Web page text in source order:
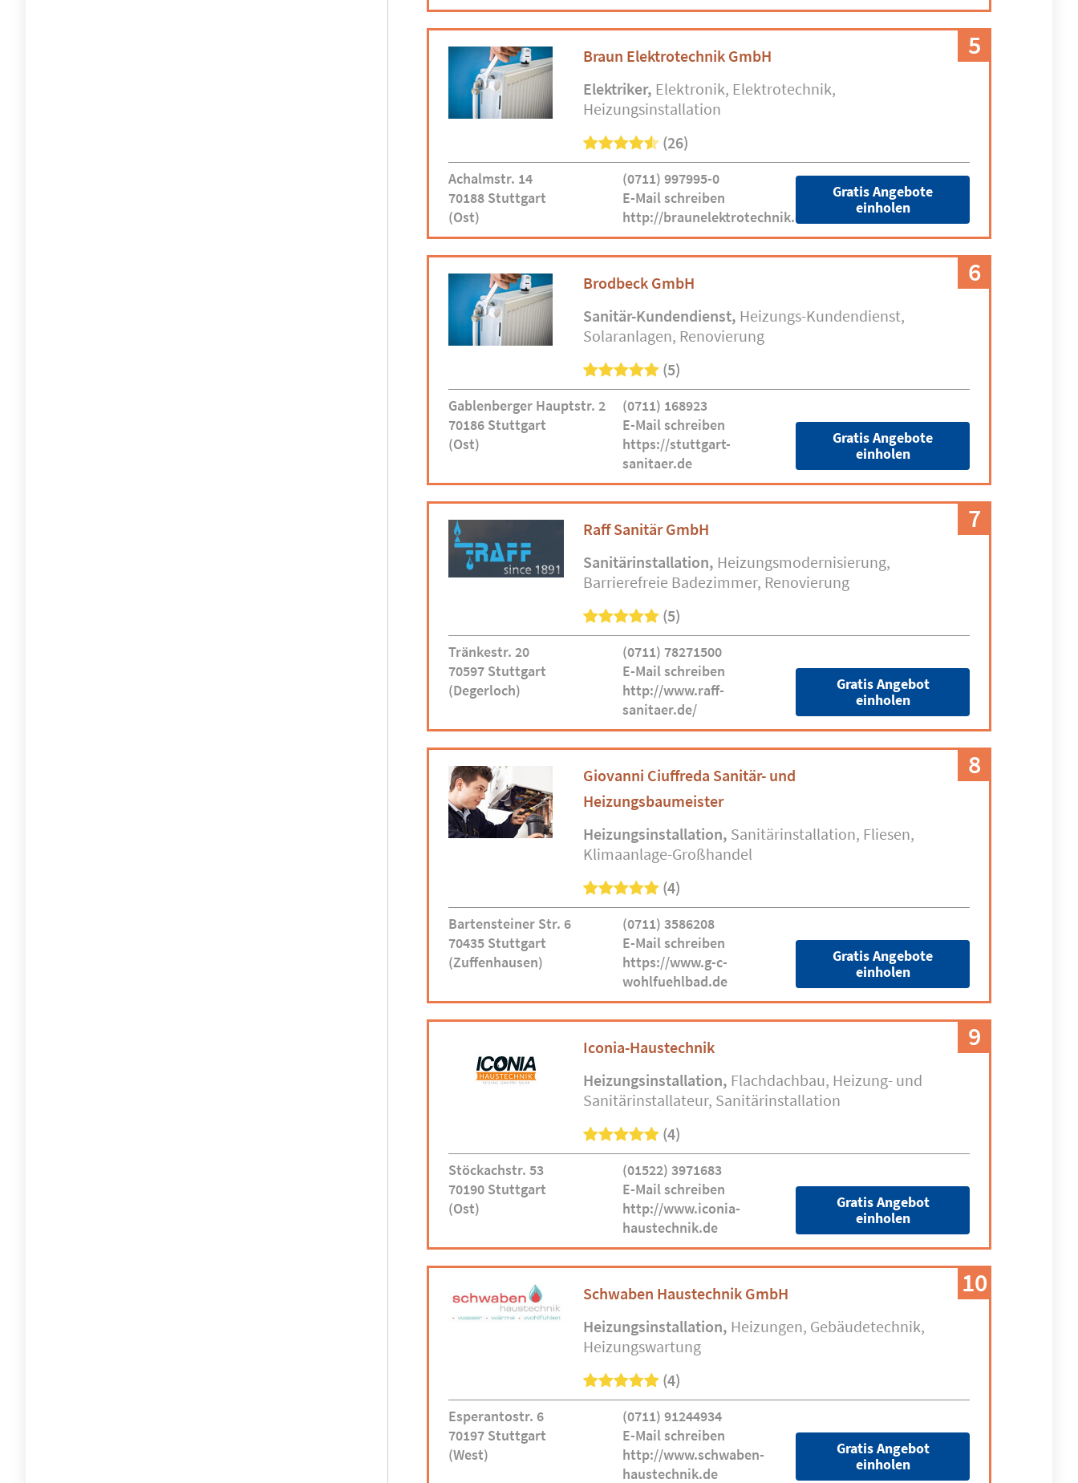
5
Braun Elektrotechnik GmbH
Elektriker Elektronik Elektrotechnik
Heizungsinstallation
(26)
Achalmstr. 14
70188 Stuttgart
(Ost)
(0711) 997995-0
E-Mail schreiben
http://braunelektrotechnik.com
Gratis Angebote
einholen
6
Brodbeck GmbH
Sanitär-Kundendienst Heizungs-Kundendienst
Solaranlagen Renovierung
(5)
Gablenberger Hauptstr. 2
70186 Stuttgart
(Ost)
(0711) 168923
E-Mail schreiben
https://stuttgart-
sanitaer.de
Gratis Angebote
einholen
7
Raff Sanitär GmbH
Sanitärinstallation Heizungsmodernisierung
Barrierefreie Badezimmer Renovierung
(5)
Tränkestr. 20
70597 Stuttgart
(Degerloch)
(0711) 78271500
E-Mail schreiben
http://www.raff-
sanitaer.de/
Gratis Angebot
einholen
8
Giovanni Ciuffreda Sanitär- und
Heizungsbaumeister
Heizungsinstallation Sanitärinstallation Fliesen
Klimaanlage-Großhandel
(4)
Bartensteiner Str. 6
70435 Stuttgart
(Zuffenhausen)
(0711) 3586208
E-Mail schreiben
https://www.g-c-
wohlfuehlbad.de
Gratis Angebote
einholen
9
Iconia-Haustechnik
Heizungsinstallation Flachdachbau Heizung- und
Sanitärinstallateur Sanitärinstallation
(4)
Stöckachstr. 53
70190 Stuttgart
(Ost)
(01522) 3971683
E-Mail schreiben
http://www.iconia-
haustechnik.de
Gratis Angebot
einholen
10
Schwaben Haustechnik GmbH
Heizungsinstallation Heizungen Gebäudetechnik
Heizungswartung
(4)
Esperantostr. 6
70197 Stuttgart
(West)
(0711) 91244934
E-Mail schreiben
http://www.schwaben-
haustechnik.de
Gratis Angebot
einholen